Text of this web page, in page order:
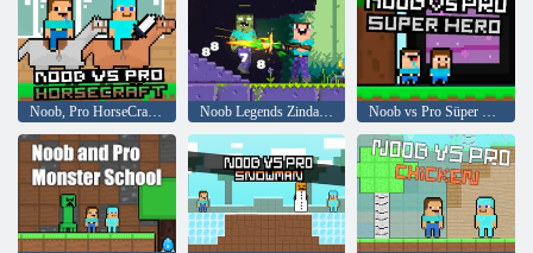
Noob, Pro HorseCraft'a Karşı Noob Legends Zindan Maceraları Noob vs Pro Süper Kahraman